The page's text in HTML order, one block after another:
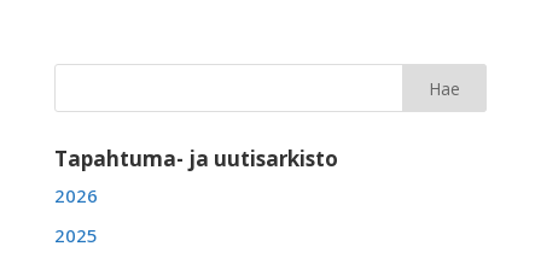
Tapahtuma- ja uutisarkisto
2026
2025